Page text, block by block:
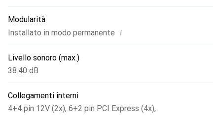
cose, il GPS-800 dispone di quattro connettori PCIe
disponibile è più che sufficiente per un hardware potente.
Modularità
Installato in modo permanente i
Livello sonoro (max.)
38.40 dB
Collegamenti interni
4+4 pin 12V (2x), 6+2 pin PCI Express (4x),